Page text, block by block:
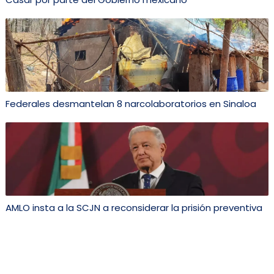
Federales desmantelan 8 narcolaboratorios en Sinaloa
AMLO insta a la SCJN a reconsiderar la prisión preventiva